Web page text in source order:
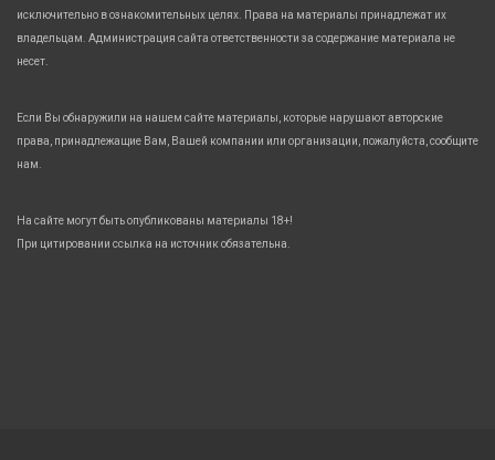
исключительно в ознакомительных целях. Права на материалы принадлежат их
владельцам. Администрация сайта ответственности за содержание материала не
несет.
Если Вы обнаружили на нашем сайте материалы, которые нарушают авторские
права, принадлежащие Вам, Вашей компании или организации, пожалуйста, сообщите
нам.
На сайте могут быть опубликованы материалы 18+!
При цитировании ссылка на источник обязательна.